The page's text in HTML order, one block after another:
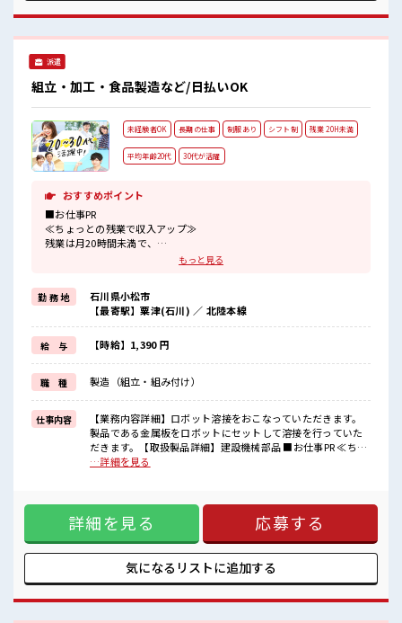
派遣
組立・加工・食品製造など/日払いOK
未経験者OK 長期の仕事 制服あり シフト制 残業 20H未満
平均年齢20代 30代が活躍
おすすめポイント
■お仕事PR
≪ちょっとの残業で収入アップ≫
残業は月20時間未満で、
制服があるので、
毎日の服装の悩み解消♪
≪未経験OKの仕事≫
新しいことにチャレンジするのは不安だけど、
しっかり働く環境が整っています！
イチからスキルUP・ステップUP目指していきましょう！
≪自分に向いている仕事が探せる≫
困った事などがあれば、
担当がしっかりサポートします！
■職場の雰囲気
20代の若い世代がたくさん活躍中の活気ある職場！
程よく残業あり！
もっと見る
勤 務 地
石川県小松市
【最寄駅】粟津(石川) ／ 北陸本線
給 与 【時給】1,390 円
職 種 製造（組立・組み付け）
仕事内容
【業務内容詳細】ロボット溶接をおこなっていただきます。
製品である金属板をロボットにセットして溶接を行っていた
だきます。【取扱製品詳細】建設機械部品 ■お仕事PR ≪ちょ
っとの残業で収入アップ≫ 残業は月20時間未満で、 ほどよく
ンジするのは不安だけど、 しっかり働く環境が整っていま
す！ イチからスキルUP・ステップUP目指していきましょ
う！ ≪自分に向いている仕事が探せる≫ 困った事などがあれ
ば、 担当がしっかりサポートします！ ■職場の雰囲気 20代の
若い世代がたくさん活躍中の活気ある職場！ 程よく残業あ
り！ 未経験から始めた方もイッパイ！ まずはチャレンジして
…詳細を見る
詳細を見る 応募する
気になるリストに追加する